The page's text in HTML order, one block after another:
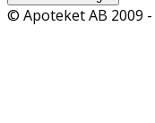
© Apoteket AB 2009 -